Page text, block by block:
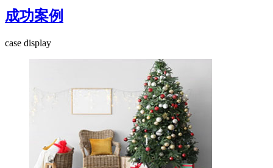
成功案例
case display